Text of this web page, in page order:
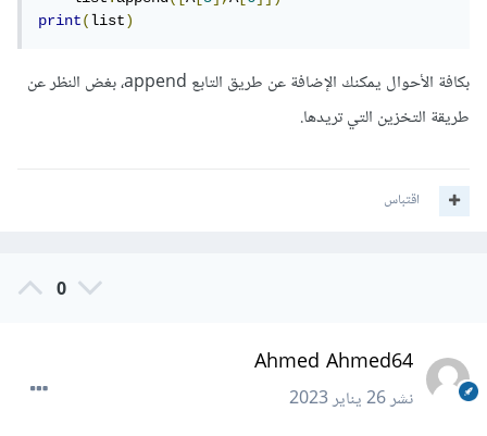
print(list)
بكافة الأحوال يمكنك الإضافة عن طريق التابع append، بغض النظر عن
طريقة التخزين التي تريدها.
اقتباس
0
Ahmed Ahmed64
نشر26 يناير 2023